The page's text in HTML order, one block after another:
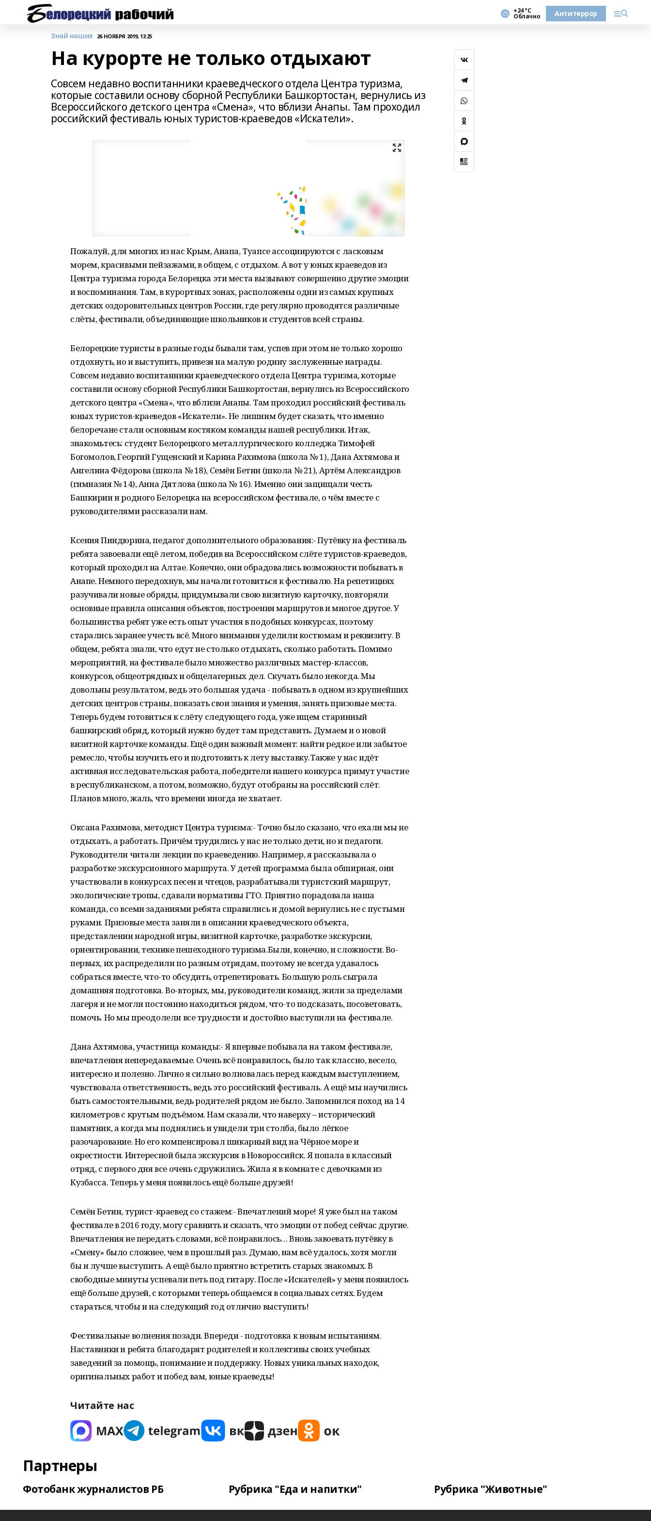
+24 °С
Облачно Антитеррор
Знай наших 26 НОЯБРЯ 2019, 13:25
На курорте не только отдыхают
Совсем недавно воспитанники краеведческого отдела Центра туризма,
которые составили основу сборной Республики Башкортостан, вернулись из
Всероссийского детского центра «Смена», что вблизи Анапы. Там проходил
российский фестиваль юных туристов-краеведов «Искатели».
Пожалуй, для многих из нас Крым, Анапа, Туапсе ассоциируются с ласковым
морем, красивыми пейзажами, в общем, с отдыхом. А вот у юных краеведов из
Центра туризма города Белорецка эти места вызывают совершенно другие эмоции
и воспоминания. Там, в курортных зонах, расположены одни из самых крупных
детских оздоровительных центров России, где регулярно проводятся различные
слёты, фестивали, объединяющие школьников и студентов всей страны.
Белорецкие туристы в разные годы бывали там, успев при этом не только хорошо
отдохнуть, но и выступить, привезя на малую родину заслуженные награды.
Совсем недавно воспитанники краеведческого отдела Центра туризма, которые
составили основу сборной Республики Башкортостан, вернулись из Всероссийского
детского центра «Смена», что вблизи Анапы. Там проходил российский фестиваль
юных туристов-краеведов «Искатели». Не лишним будет сказать, что именно
белоречане стали основным костяком команды нашей республики. Итак,
знакомьтесь: студент Белорецкого металлургического колледжа Тимофей
Богомолов, Георгий Гущенский и Карина Рахимова (школа № 1), Дана Ахтямова и
Ангелина Фёдорова (школа № 18), Семён Бетин (школа № 21), Артём Александров
(гимназия № 14), Анна Дятлова (школа № 16). Именно они защищали честь
Башкирии и родного Белорецка на всероссийском фестивале, о чём вместе с
руководителями рассказали нам.
Ксения Пиндюрина, педагог дополнительного образования:- Путёвку на фестиваль
ребята завоевали ещё летом, победив на Всероссийском слёте туристов-краеведов,
который проходил на Алтае. Конечно, они обрадовались возможности побывать в
Анапе. Немного передохнув, мы начали готовиться к фестивалю. На репетициях
разучивали новые обряды, придумывали свою визитную карточку, повторяли
основные правила описания объектов, построения маршрутов и многое другое. У
большинства ребят уже есть опыт участия в подобных конкурсах, поэтому
старались заранее учесть всё. Много внимания уделили костюмам и реквизиту. В
общем, ребята знали, что едут не столько отдыхать, сколько работать. Помимо
мероприятий, на фестивале было множество различных мастер-классов,
конкурсов, общеотрядных и общелагерных дел. Скучать было некогда. Мы
довольны результатом, ведь это большая удача - побывать в одном из крупнейших
детских центров страны, показать свои знания и умения, занять призовые места.
Теперь будем готовиться к слёту следующего года, уже ищем старинный
башкирский обряд, который нужно будет там представить. Думаем и о новой
визитной карточке команды. Ещё один важный момент: найти редкое или забытое
ремесло, чтобы изучить его и подготовить к лету выставку.Также у нас идёт
активная исследовательская работа, победители нашего конкурса примут участие
в республиканском, а потом, возможно, будут отобраны на российский слёт.
Планов много, жаль, что времени иногда не хватает.
Оксана Рахимова, методист Центра туризма:- Точно было сказано, что ехали мы не
отдыхать, а работать. Причём трудились у нас не только дети, но и педагоги.
Руководители читали лекции по краеведению. Например, я рассказывала о
разработке экскурсионного маршрута. У детей программа была обширная, они
участвовали в конкурсах песен и чтецов, разрабатывали туристский маршрут,
экологические тропы, сдавали нормативы ГТО. Приятно порадовала наша
команда, со всеми заданиями ребята справились и домой вернулись не с пустыми
руками. Призовые места заняли в описании краеведческого объекта,
представлении народной игры, визитной карточке, разработке экскурсии,
ориентировании, технике пешеходного туризма.Были, конечно, и сложности. Во-
первых, их распределили по разным отрядам, поэтому не всегда удавалось
собраться вместе, что-то обсудить, отрепетировать. Большую роль сыграла
домашняя подготовка. Во-вторых, мы, руководители команд, жили за пределами
лагеря и не могли постоянно находиться рядом, что-то подсказать, посоветовать,
помочь. Но мы преодолели все трудности и достойно выступили на фестивале.
Дана Ахтямова, участница команды:- Я впервые побывала на таком фестивале,
впечатления непередаваемые. Очень всё понравилось, было так классно, весело,
интересно и полезно. Лично я сильно волновалась перед каждым выступлением,
чувствовала ответственность, ведь это российский фестиваль. А ещё мы научились
быть самостоятельными, ведь родителей рядом не было. Запомнился поход на 14
километров с крутым подъёмом. Нам сказали, что наверху – исторический
памятник, а когда мы поднялись и увидели три столба, было лёгкое
разочарование. Но его компенсировал шикарный вид на Чёрное море и
окрестности. Интересной была экскурсия в Новороссийск. Я попала в классный
отряд, с первого дня все очень сдружились. Жила я в комнате с девочками из
Кузбасса. Теперь у меня появилось ещё больше друзей!
Семён Бетин, турист-краевед со стажем:- Впечатлений море! Я уже был на таком
фестивале в 2016 году, могу сравнить и сказать, что эмоции от побед сейчас другие.
Впечатления не передать словами, всё понравилось… Вновь завоевать путёвку в
«Смену» было сложнее, чем в прошлый раз. Думаю, нам всё удалось, хотя могли
бы и лучше выступить. А ещё было приятно встретить старых знакомых. В
свободные минуты успевали петь под гитару. После «Искателей» у меня появилось
ещё больше друзей, с которыми теперь общаемся в социальных сетях. Будем
стараться, чтобы и на следующий год отлично выступить!
Фестивальные волнения позади. Впереди - подготовка к новым испытаниям.
Наставники и ребята благодарят родителей и коллективы своих учебных
заведений за помощь, понимание и поддержку. Новых уникальных находок,
оригинальных работ и побед вам, юные краеведы!
Читайте нас
Партнеры
Фотобанк журналистов РБ Рубрика "Еда и напитки" Рубрика "Животные"